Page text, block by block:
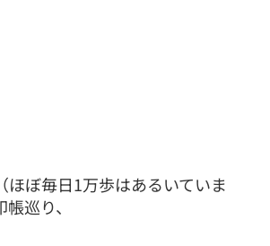
ほぼ毎日1万歩はあるいていま
巡り、